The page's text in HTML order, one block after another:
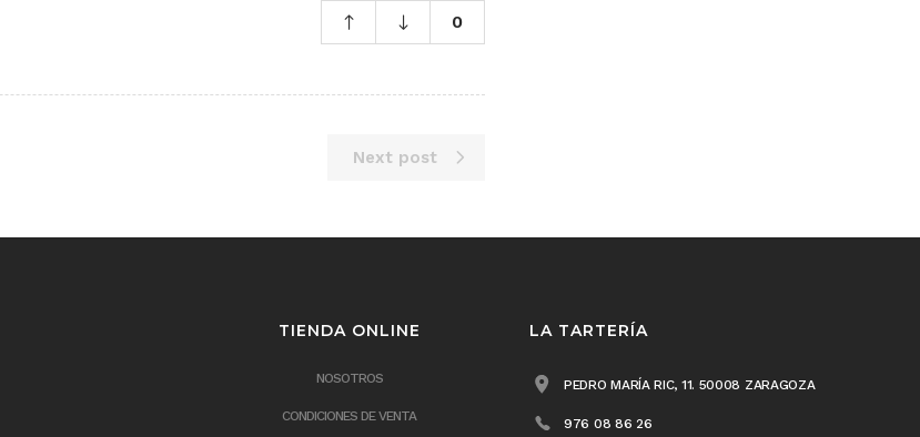
0
Next post
TIENDA ONLINE
NOSOTROS
CONDICIONES DE VENTA
LA TARTERÍA
PEDRO MARÍA RIC, 11. 50008 ZARAGOZA
976 08 86 26